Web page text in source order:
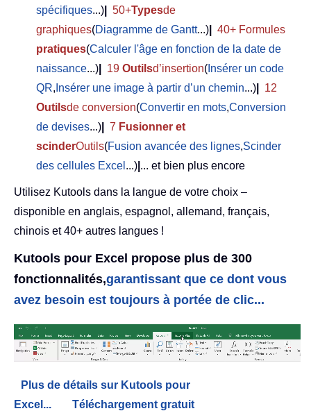
spécifiques...) 50+Typesde
graphiques(Diagramme de Gantt...)
40+ Formules
pratiques(Calculer l'âge en fonction de la date de
naissance...) 19 Outilsd’insertion( Insérer un code
QR, Insérer une image à partir d’un chemin...)
12
Outilsde conversion(Convertir en mots,Conversion
de devises...) 7 Fusionner et
scinderOutils(Fusion avancée des lignes,Scinder
des cellules Excel ...) ... et bien plus encore
Utilisez Kutools dans la langue de votre choix –
disponible en anglais, espagnol, allemand, français,
chinois et 40+ autres langues !
Kutools pour Excel propose plus de 300
fonctionnalités,garantissant que ce dont vous
avez besoin est toujours à portée de clic...
Plus de détails sur Kutools pour
Excel...
Téléchargement gratuit